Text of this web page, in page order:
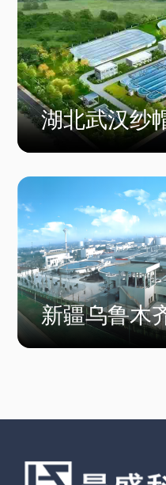
湖北武汉纱
水改造工程
新疆乌鲁木
厂三期工程